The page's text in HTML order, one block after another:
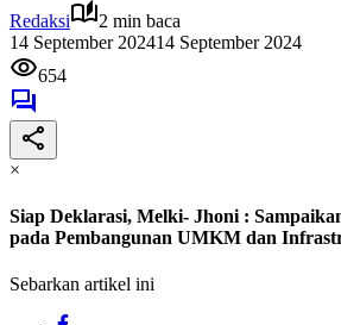
Redaksi
2 min baca
14 September 202414 September 2024
654
×
Siap Deklarasi, Melki- Jhoni :
pada Pembangunan UMKM dan
Sebarkan artikel ini